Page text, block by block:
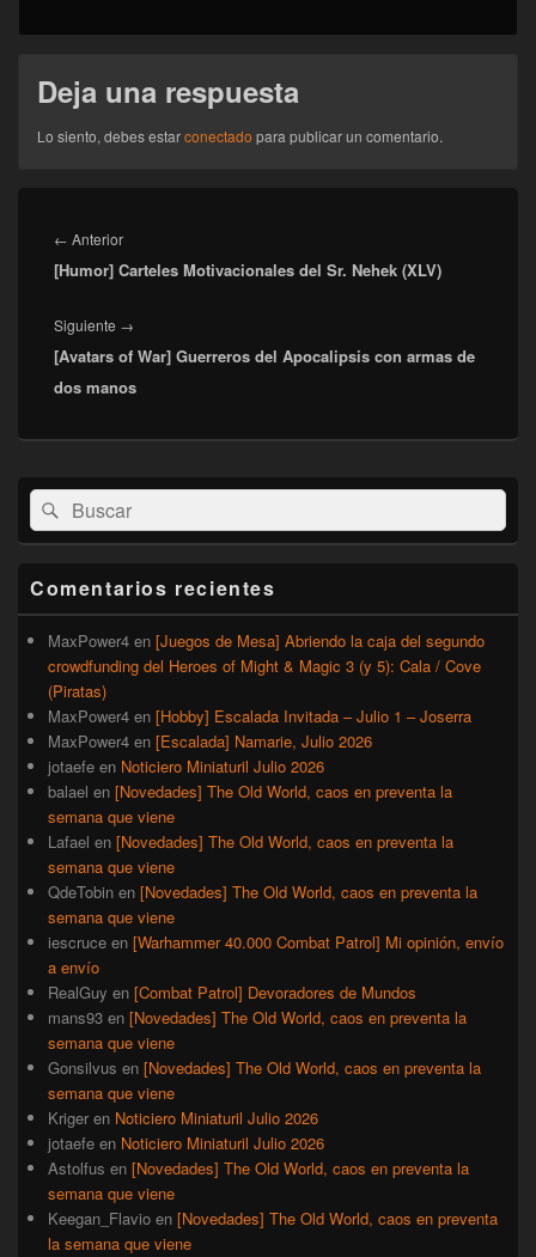
Deja una respuesta
Lo siento, debes estarconectado para publicar un comentario.
de
entradas
← AnteriorEntrada
anterior:
[Humor] Carteles Motivacionales del Sr. Nehek (XLV)
Siguiente →
siguiente:
[Avatars of War] Guerreros del Apocalipsis con armas de
dos manos
El
área
de
lateral
primaria
Buscar
por:
Buscar
Comentarios recientes
MaxPower4 en [Juegos de Mesa] Abriendo la caja del segundo
crowdfunding del Heroes of Might & Magic 3 (y 5): Cala / Cove
(Piratas)
MaxPower4 en [Hobby] Escalada Invitada – Julio 1 – Joserra
MaxPower4 en [Escalada] Namarie, Julio 2026
jotaefe en Noticiero Miniaturil Julio 2026
balael en [Novedades] The Old World, caos en preventa la
semana que viene
Lafael en [Novedades] The Old World, caos en preventa la
semana que viene
QdeTobin en [Novedades] The Old World, caos en preventa la
semana que viene
iescruce en [Warhammer 40.000 Combat Patrol] Mi opinión, envío
a envío
RealGuy en [Combat Patrol] Devoradores de Mundos
mans93 en [Novedades] The Old World, caos en preventa la
semana que viene
Gonsilvus en [Novedades] The Old World, caos en preventa la
semana que viene
Kriger en Noticiero Miniaturil Julio 2026
jotaefe en Noticiero Miniaturil Julio 2026
Astolfus en [Novedades] The Old World, caos en preventa la
semana que viene
Keegan_Flavio en [Novedades] The Old World, caos en preventa
la semana que viene